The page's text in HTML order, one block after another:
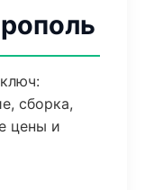
сборка,
цены и